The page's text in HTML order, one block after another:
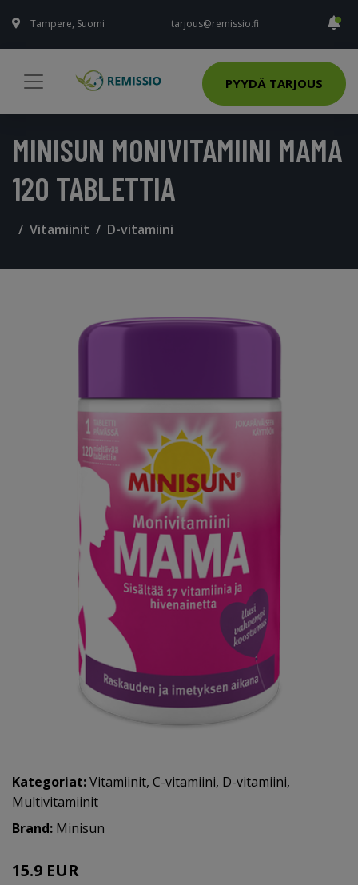
Tampere, Suomi tarjous@remissio.fi
PYYDÄ TARJOUS
MINISUN MONIVITAMIINI MAMA
120 TABLETTIA
Vitamiinit D-vitamiini
Kategoriat:Vitamiinit, C-vitamiini, D-vitamiini,
Multivitamiinit
Brand: Minisun
15.9 EUR